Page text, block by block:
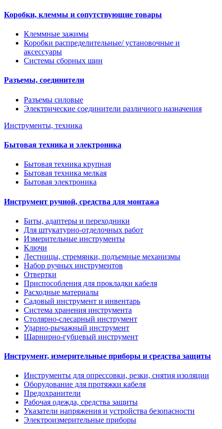
Коробки, клеммы и сопутствующие товары
Клеммные зажимы
Коробки распределительные/ установочные и
аксессуары
Системы сборных шин
Разъемы, соединители
Разъемы силовые
Электрические соединители различного назначения
Инструменты, техника
Бытовая техника и электроника
Бытовая техника крупная
Бытовая техника мелкая
Бытовая электроника
Инструмент ручной, средства для монтажа
Биты, адаптеры и переходники
Для штукатурно-отделочных работ
Измерительные инструменты
Ключи
Лестницы, стремянки, подъемные механизмы
Набор ручных инструментов
Отвертки
Приспособления для прокладки кабеля
Расходные материалы
Садовый инструмент и инвентарь
Система хранения инструмента
Столярно-слесарный инструмент
Ударно-рычажный инструмент
Шарнирно-губцевый инструмент
Инструмент, измерительные приборы и средства защиты
Инструменты для опрессовки, резки, снятия изоляции
Оборудование для протяжки кабеля
Предохранители
Рабочая одежда, средства защиты
Указатели напряжения и устройства безопасности
Электроизмерительные приборы